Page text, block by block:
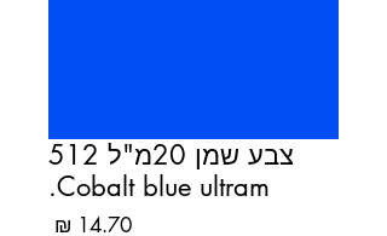
צבע שמן 20מ"ל 512
Cobalt blue ultram.